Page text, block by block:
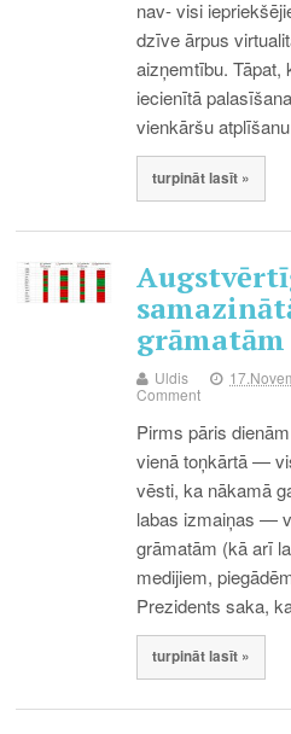
nav- visi
dzīve ārpus
aizņemtību. Tāpat,
iecienītā
vienkāršu
turpināt lasīt »
grāmatām
Uldis
Comment
Pirms pāris
vienā toņkārtā —
vēsti, ka nākamā
labas izmaiņas —
grāmatām (kā arī
medijiem,
Prezidents saka,
turpināt lasīt »